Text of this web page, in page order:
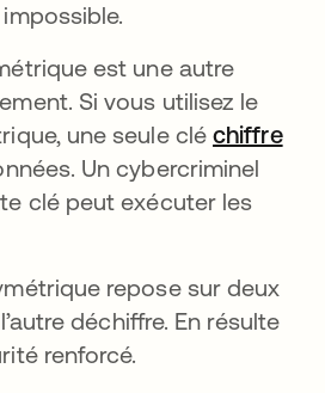
est une autre
Si vous utilisez le
une seule cléchiffre
Un cybercriminel
clé peut exécuter les
repose sur deux
déchiffre. En résulte
renforcé.